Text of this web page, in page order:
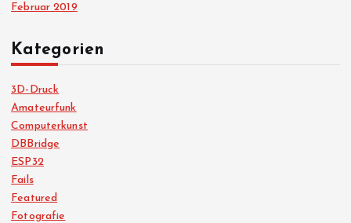
Februar 2019
Kategorien
3D-Druck
Amateurfunk
Computerkunst
DBBridge
ESP32
Fails
Featured
Fotografie